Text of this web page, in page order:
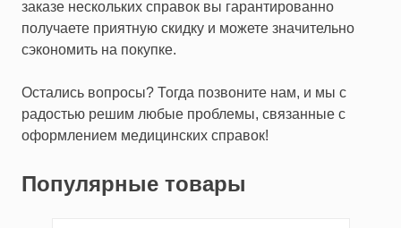
заказе нескольких справок вы гарантированно
получаете приятную скидку и можете значительно
сэкономить на покупке.
Остались вопросы? Тогда позвоните нам, и мы с
радостью решим любые проблемы, связанные с
оформлением медицинских справок!
Популярные товары